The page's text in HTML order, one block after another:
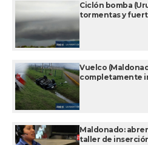
Ciclón bomba
tormentas y
Vuelco
completamente
Maldonado:
taller de